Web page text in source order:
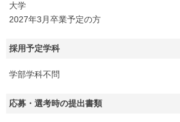
大学
2027年3月卒業予定の方
採用予定学科
学部学科不問
応募・選考時の提出書類